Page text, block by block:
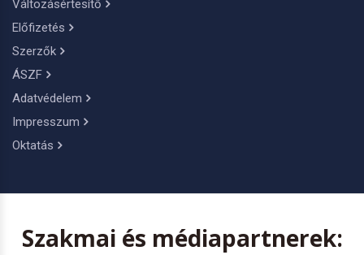
Változásértesítő
Előfizetés
Szerzők
ÁSZF
Adatvédelem
Impresszum
Oktatás
Szakmai és médiapartnerek: